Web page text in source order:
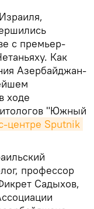
с премьер-
Как
Азербайджан-
ходе
"Южный
центре Sputnik
профессор
Садыхов,